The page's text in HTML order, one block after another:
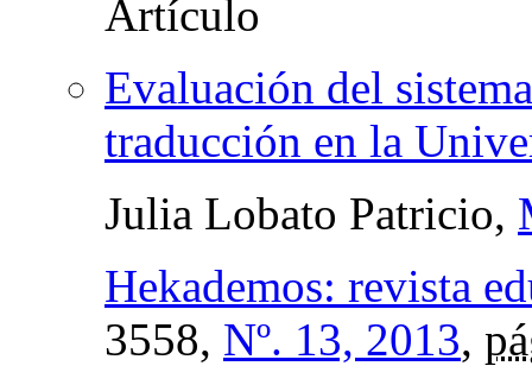
Evaluación del
traducción en la
Julia Lobato Patricio,
Hekademos: revista
3558, Nº. 13, 2013,